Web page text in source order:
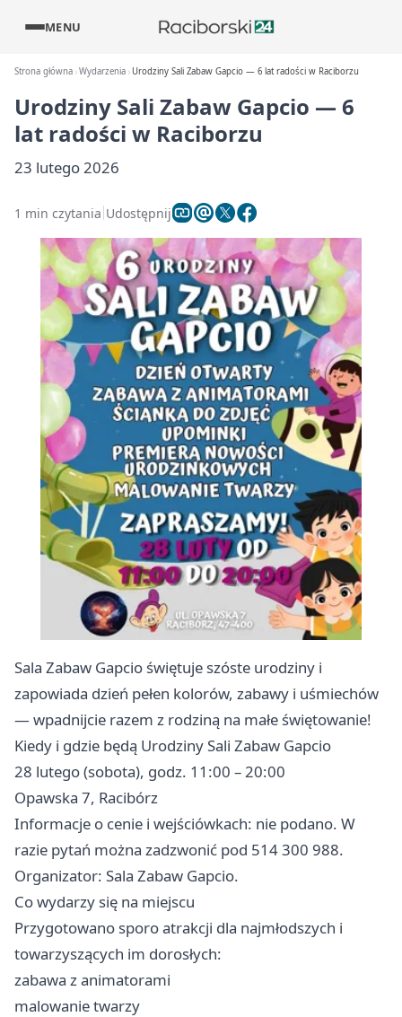
MENU
Strona główna Wydarzenia Urodziny Sali Zabaw Gapcio — 6 lat radości w Raciborzu
Urodziny Sali Zabaw Gapcio — 6
lat radości w Raciborzu
23 lutego 2026
1 min czytania Udostępnij
Sala Zabaw Gapcio świętuje szóste urodziny i
zapowiada dzień pełen kolorów, zabawy i uśmiechów
— wpadnijcie razem z rodziną na małe świętowanie!
Kiedy i gdzie będą Urodziny Sali Zabaw Gapcio
28 lutego (sobota), godz. 11:00 – 20:00
Opawska 7, Racibórz
Informacje o cenie i wejściówkach: nie podano. W
razie pytań można zadzwonić pod 514 300 988.
Organizator: Sala Zabaw Gapcio.
Co wydarzy się na miejscu
Przygotowano sporo atrakcji dla najmłodszych i
towarzyszących im dorosłych:
zabawa z animatorami
malowanie twarzy